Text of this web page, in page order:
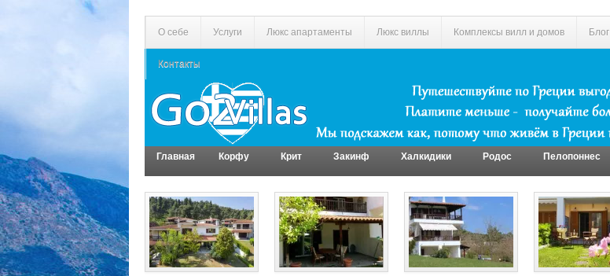
О себе Услуги Люкс апартаменты Люкс виллы Комплексы вилл и домов Блог
Контакты
Главная Корфу Крит Закинф Халкидики Родос Пелопоннес